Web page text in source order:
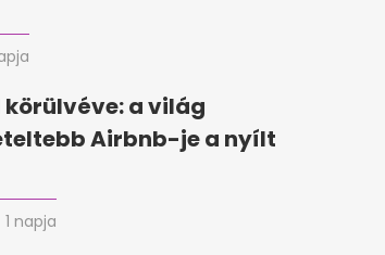
a világ
Airbnb-je a nyílt
1 napja